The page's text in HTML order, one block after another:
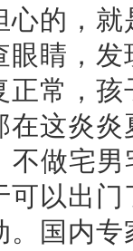
心的，就
眼睛，
正常，
在这炎
不做宅男
可以出门
。国内专